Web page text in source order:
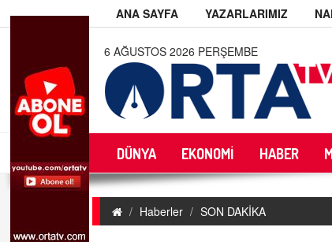
ANA SAYFA YAZARLARIMIZ
6 AĞUSTOS 2026 PERŞEMBE
DÜNYA EKONOMİ HABER
Haberler SON DAKİKA